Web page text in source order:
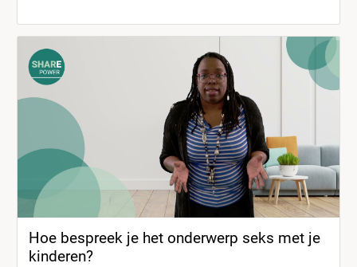
Hoe bespreek je het onderwerp seks met je
kinderen?